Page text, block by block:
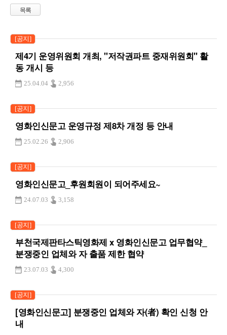
목록
[공지]
제4기 운영위원회 개최, "저작권파트 중재위원회" 활
동 개시 등
25.04.04 2,956
[공지]
영화인신문고 운영규정 제8차 개정 등 안내
25.02.26 2,906
[공지]
영화인신문고_후원회원이 되어주세요~
24.07.03 3,158
[공지]
부천국제판타스틱영화제 x 영화인신문고 업무협약_
분쟁중인 업체와 자 출품 제한 협약
23.07.03 4,300
[공지]
[영화인신문고] 분쟁중인 업체와 자(者) 확인 신청 안
내